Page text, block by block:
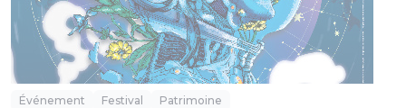
Événement Festival Patrimoine